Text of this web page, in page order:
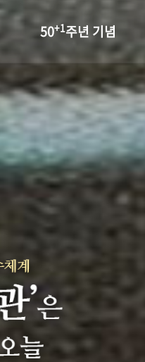
50+1주년 기념
성과 50선
숫자로 보는 50년
주년 광장
세계와 함께 한 KIHASA